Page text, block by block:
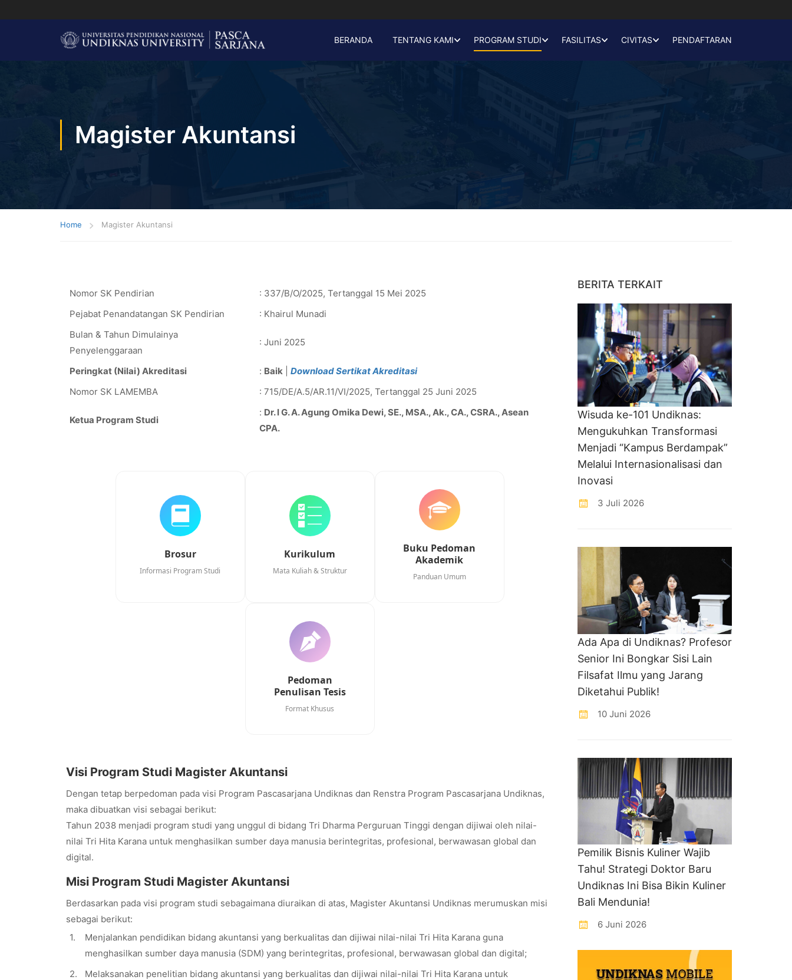
BERANDA TENTANG KAMI PROGRAM STUDI FASILITAS CIVITAS PENDAFTARAN
Magister Akuntansi
Home Magister Akuntansi
Nomor SK Pendirian
: 337/B/O/2025, Tertanggal 15 Mei 2025
Pejabat Penandatangan SK Pendirian
: Khairul Munadi
Bulan & Tahun Dimulainya
Penyelenggaraan
: Juni 2025
Peringkat (Nilai) Akreditasi : Baik
Download Sertikat Akreditasi
Nomor SK LAMEMBA
: 715/DE/A.5/AR.11/VI/2025, Tertanggal 25 Juni 2025
Ketua Program Studi
: Dr. I G. A. Agung Omika Dewi, SE., MSA., Ak., CA., CSRA., Asean
CPA.
Brosur
Informasi Program Studi
Kurikulum
Mata Kuliah & Struktur
Buku Pedoman
Akademik
Panduan Umum
Pedoman
Penulisan Tesis
Format Khusus
Visi Program Studi Magister Akuntansi
Dengan tetap berpedoman pada visi Program Pascasarjana Undiknas dan Renstra Program Pascasarjana Undiknas,
maka dibuatkan visi sebagai berikut:
Tahun 2038 menjadi program studi yang unggul di bidang Tri Dharma Perguruan Tinggi dengan dijiwai oleh nilai-
nilai Tri Hita Karana untuk menghasilkan sumber daya manusia berintegritas, profesional, berwawasan global dan
digital.
Misi Program Studi Magister Akuntansi
Berdasarkan pada visi program studi sebagaimana diuraikan di atas, Magister Akuntansi Undiknas merumuskan misi
sebagai berikut:
1.
Menjalankan pendidikan bidang akuntansi yang berkualitas dan dijiwai nilai-nilai Tri Hita Karana guna
menghasilkan sumber daya manusia (SDM) yang berintegritas, profesional, berwawasan global dan digital;
2.
Melaksanakan penelitian bidang akuntansi yang berkualitas dan dijiwai nilai-nilai Tri Hita Karana untuk
BERITA TERKAIT
Wisuda ke-101 Undiknas:
Mengukuhkan Transformasi
Menjadi “Kampus Berdampak”
Melalui Internasionalisasi dan
Inovasi
3 Juli 2026
Ada Apa di Undiknas? Profesor
Senior Ini Bongkar Sisi Lain
Filsafat Ilmu yang Jarang
Diketahui Publik!
10 Juni 2026
Pemilik Bisnis Kuliner Wajib
Tahu! Strategi Doktor Baru
Undiknas Ini Bisa Bikin Kuliner
Bali Mendunia!
6 Juni 2026